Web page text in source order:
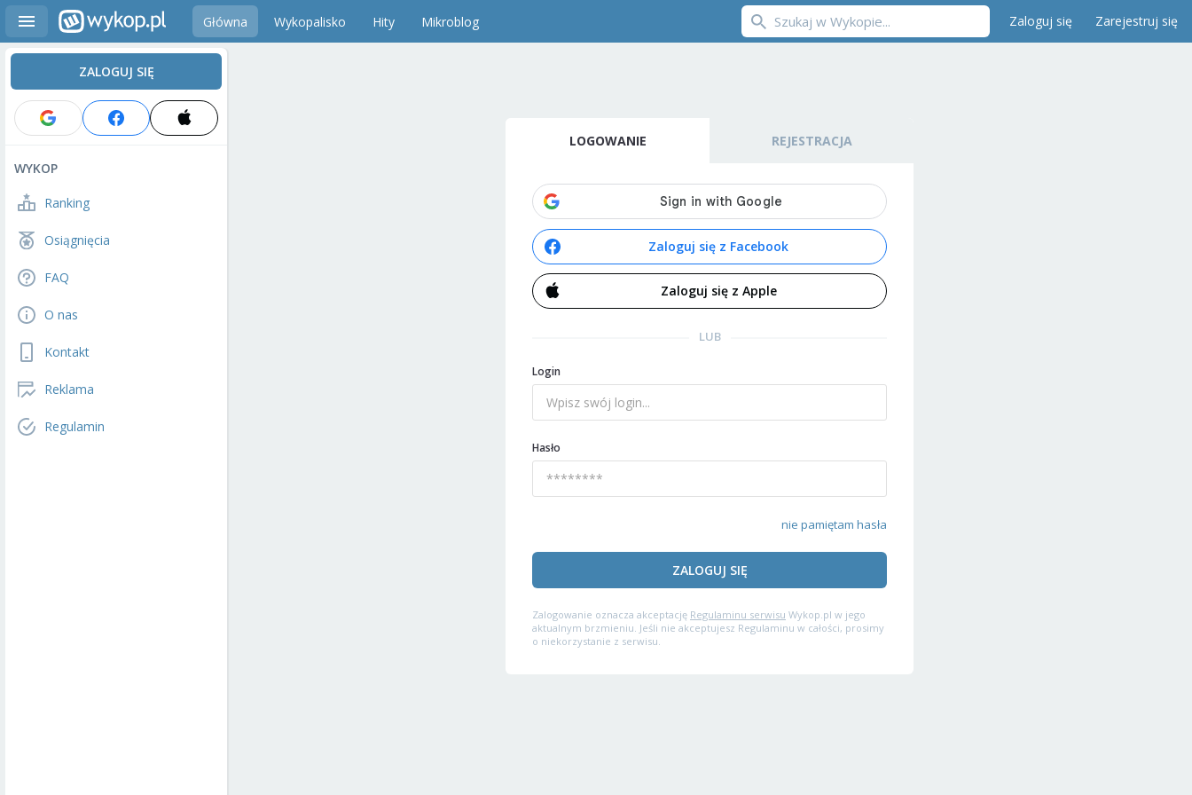
Główna Wykopalisko Hity Mikroblog Zaloguj się Zarejestruj się
ZALOGUJ SIĘ
WYKOP
Ranking
Osiągnięcia
FAQ
O nas
Kontakt
Reklama
Regulamin
LOGOWANIE REJESTRACJA
Zaloguj się z Facebook
Zaloguj się z Apple
LUB
Login
Hasło
nie pamiętam hasła
ZALOGUJ SIĘ
Zalogowanie oznacza akceptację Regulaminu serwisu Wykop.pl w jego
aktualnym brzmieniu. Jeśli nie akceptujesz Regulaminu w całości, prosimy
o niekorzystanie z serwisu.